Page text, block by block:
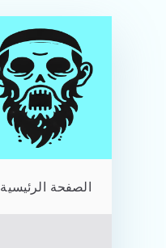
المحتوى
الصفحة الرئيسية